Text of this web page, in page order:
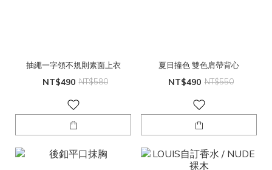
抽繩一字領不規則素面上衣
NT$490 NT$580
夏日撞色 雙色肩帶背心
NT$490 NT$550